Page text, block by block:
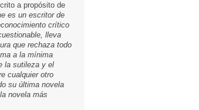
a propósito de
es un escritor de
crítico
lleva
que rechaza todo
a la mínima
la sutileza y el
cualquier otro
su última novela
novela más